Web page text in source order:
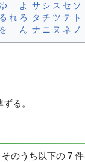
ゆ
よ
る れ ろ
を ん
サ シ ス セ ソ
タ チ ツ テ ト
ナ ニ ヌ ネ ノ
ずる。
のうち以下の 7 件